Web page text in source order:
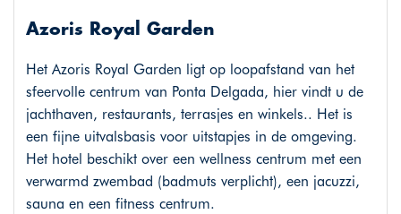
Azoris Royal Garden
Het Azoris Royal Garden ligt op loopafstand van het
sfeervolle centrum van Ponta Delgada, hier vindt u de
jachthaven, restaurants, terrasjes en winkels.. Het is
een fijne uitvalsbasis voor uitstapjes in de omgeving.
Het hotel beschikt over een wellness centrum met een
verwarmd zwembad (badmuts verplicht), een jacuzzi,
sauna en een fitness centrum.